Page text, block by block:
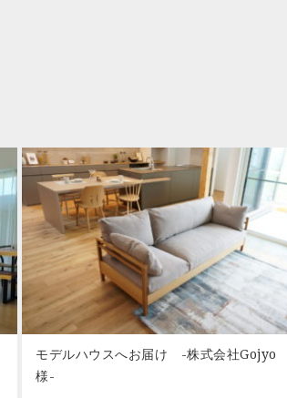
モデルハウスへお届け -株式会社Gojyo
様-